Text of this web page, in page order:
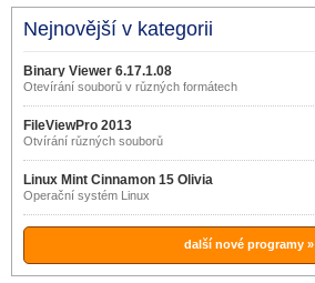
Nejnovější v kategorii
Binary Viewer 6.17.1.08
Otevírání souborů v různých formátech
FileViewPro 2013
Otvírání různých souborů
Linux Mint Cinnamon 15 Olivia
Operační systém Linux
další nové programy »